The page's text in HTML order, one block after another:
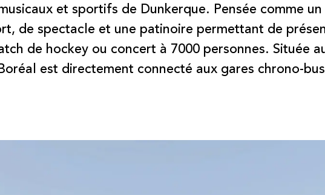
et sportifs de Dunkerque. Pensée comme
de spectacle et une patinoire permettant de
de hockey ou concert à 7000 personnes. Située
est directement connecté aux gares chrono-